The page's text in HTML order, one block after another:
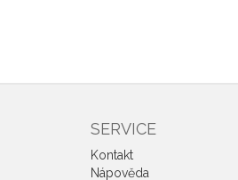
SERVICE
Kontakt
Nápověda